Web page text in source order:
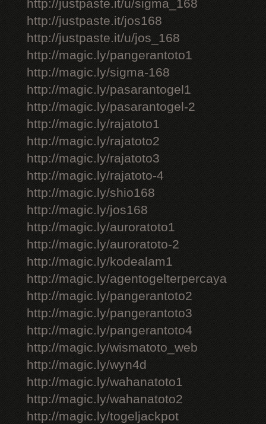
http://justpaste.it/u/sigma_168
http://justpaste.it/jos168
http://justpaste.it/u/jos_168
http://magic.ly/pangerantoto1
http://magic.ly/sigma-168
http://magic.ly/pasarantogel1
http://magic.ly/pasarantogel-2
http://magic.ly/rajatoto1
http://magic.ly/rajatoto2
http://magic.ly/rajatoto3
http://magic.ly/rajatoto-4
http://magic.ly/shio168
http://magic.ly/jos168
http://magic.ly/auroratoto1
http://magic.ly/auroratoto-2
http://magic.ly/kodealam1
http://magic.ly/agentogelterpercaya
http://magic.ly/pangerantoto2
http://magic.ly/pangerantoto3
http://magic.ly/pangerantoto4
http://magic.ly/wismatoto_web
http://magic.ly/wyn4d
http://magic.ly/wahanatoto1
http://magic.ly/wahanatoto2
http://magic.ly/togeljackpot